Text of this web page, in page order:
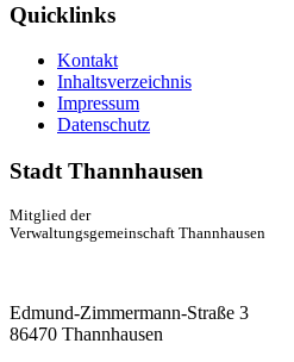
Quicklinks
Kontakt
Inhaltsverzeichnis
Impressum
Datenschutz
Stadt Thannhausen
Mitglied der
Verwaltungsgemeinschaft Thannhausen
Edmund-Zimmermann-Straße 3
86470 Thannhausen